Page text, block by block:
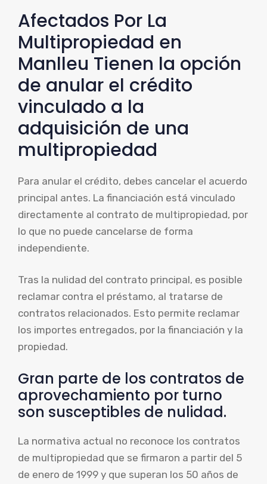
Afectados Por La
Multipropiedad en
Manlleu Tienen la opción
de anular el crédito
vinculado a la
adquisición de una
multipropiedad
Para anular el crédito, debes cancelar el acuerdo
principal antes. La financiación está vinculado
directamente al contrato de multipropiedad, por
lo que no puede cancelarse de forma
independiente.
Tras la nulidad del contrato principal, es posible
reclamar contra el préstamo, al tratarse de
contratos relacionados. Esto permite reclamar
los importes entregados, por la financiación y la
propiedad.
Gran parte de los contratos de
aprovechamiento por turno
son susceptibles de nulidad.
La normativa actual no reconoce los contratos
de multipropiedad que se firmaron a partir del 5
de enero de 1999 y que superan los 50 años de